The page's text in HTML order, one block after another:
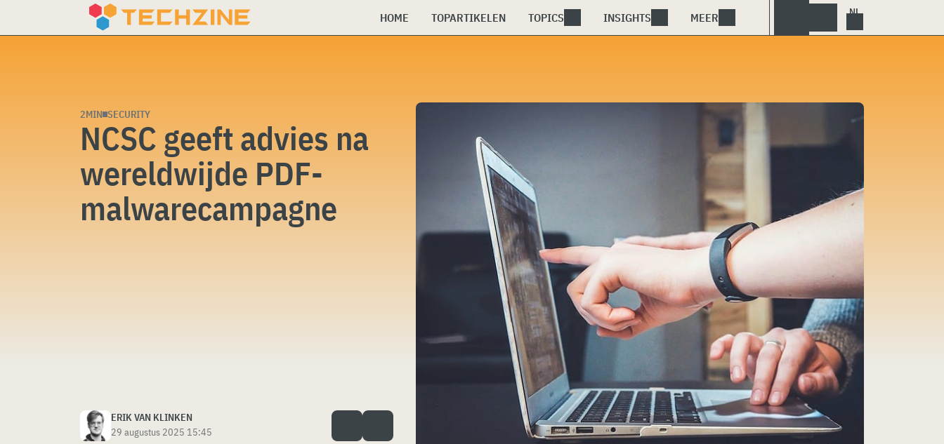
HOME TOPARTIKELEN TOPICS INSIGHTS MEER
2MIN SECURITY
NCSC geeft advies na
wereldwijde PDF-
malwarecampagne
ERIK VAN KLINKEN
29 augustus 2025 15:45